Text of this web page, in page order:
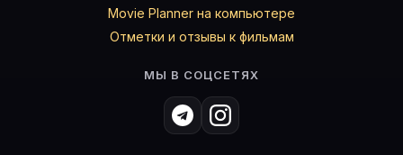
Movie Planner на компьютере
Отметки и отзывы к фильмам
МЫ В СОЦСЕТЯХ